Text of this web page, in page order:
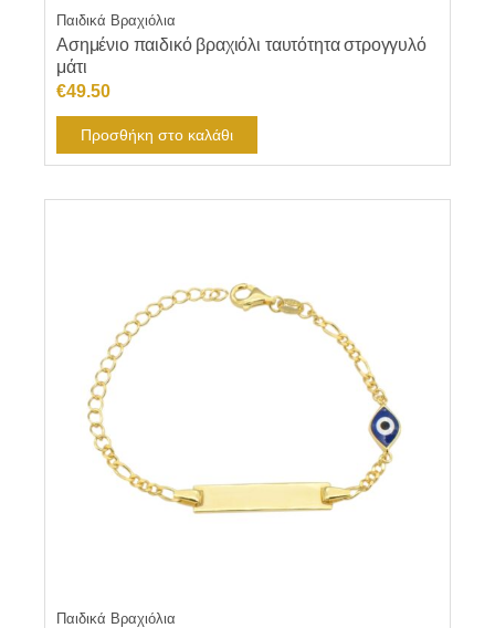
Παιδικά Βραχιόλια
Ασημένιο παιδικό βραχιόλι ταυτότητα στρογγυλό
μάτι
€49.50
Προσθήκη στο καλάθι
Παιδικά Βραχιόλια